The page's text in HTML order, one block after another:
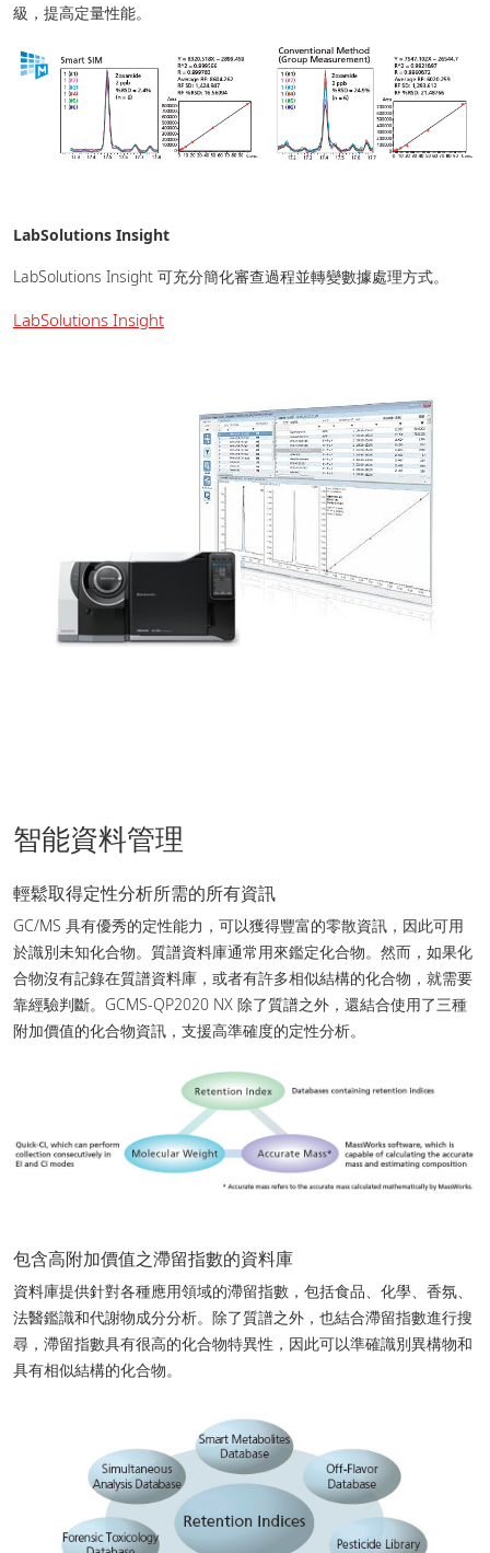
級，提高定量性能。
LabSolutions Insight
LabSolutions Insight 可充分簡化審查過程並轉變數據處理方式。
LabSolutions Insight
智能資料管理
輕鬆取得定性分析所需的所有資訊
GC/MS 具有優秀的定性能力，可以獲得豐富的零散資訊，因此可用
於識別未知化合物。質譜資料庫通常用來鑑定化合物。然而，如果化
合物沒有記錄在質譜資料庫，或者有許多相似結構的化合物，就需要
靠經驗判斷。GCMS-QP2020 NX 除了質譜之外，還結合使用了三種
附加價值的化合物資訊，支援高準確度的定性分析。
包含高附加價值之滯留指數的資料庫
資料庫提供針對各種應用領域的滯留指數，包括食品、化學、香氛、
法醫鑑識和代謝物成分分析。除了質譜之外，也結合滯留指數進行搜
尋，滯留指數具有很高的化合物特異性，因此可以準確識別異構物和
具有相似結構的化合物。